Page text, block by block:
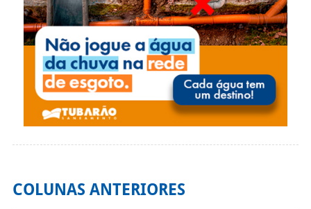
COLUNAS ANTERIORES